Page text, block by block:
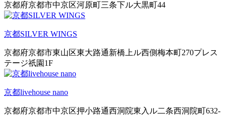
京都府京都市中京区河原町三条下ル大黒町44
京都SILVER WINGS
京都府京都市東山区東大路通新橋上ル西側梅本町270プレス
テージ祇園1F
京都livehouse nano
京都府京都市中京区押小路通西洞院東入ル二条西洞院町632-